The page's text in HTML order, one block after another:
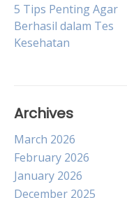
Post
navigation
5 Tips Penting Agar
Berhasil dalam Tes
Kesehatan
Archives
March 2026
February 2026
January 2026
December 2025